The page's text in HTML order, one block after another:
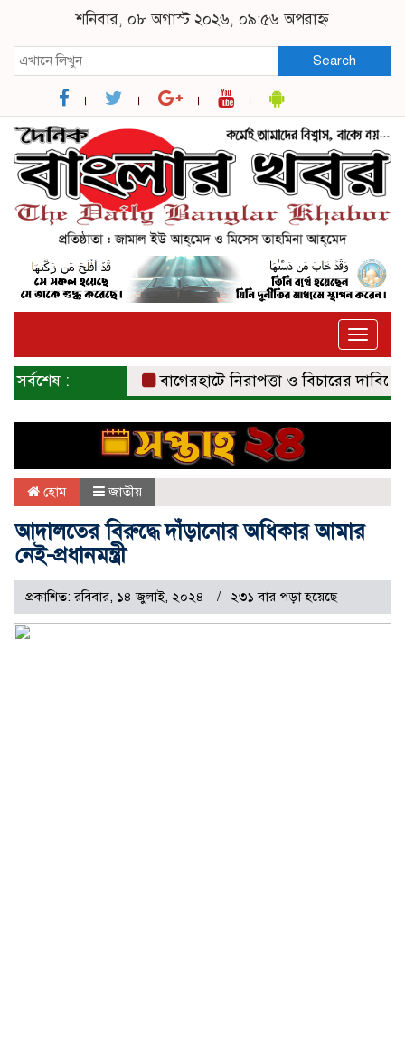
শনিবার, ০৮ অগাস্ট ২০২৬, ০৯:৫৬ অপরাহ্ন
Search
Toggle
সর্বশেষ : বাগেরহাটে নিরাপত্তা ও বিচারের দাবিতে
হোম জাতীয়
আদালতের বিরুদ্ধে দাঁড়ানোর অধিকার আমার
নেই-প্রধানমন্ত্রী
প্রকাশিত: রবিবার, ১৪ জুলাই, ২০২৪ ২৩১ বার পড়া হয়েছে